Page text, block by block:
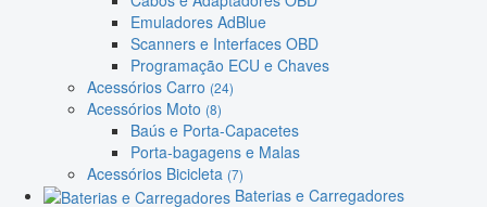
Emuladores AdBlue
Scanners e Interfaces OBD
Programação ECU e Chaves
Acessórios Carro (24)
Acessórios Moto (8)
Baús e Porta-Capacetes
Porta-bagagens e Malas
Acessórios Bicicleta (7)
Baterias e Carregadores